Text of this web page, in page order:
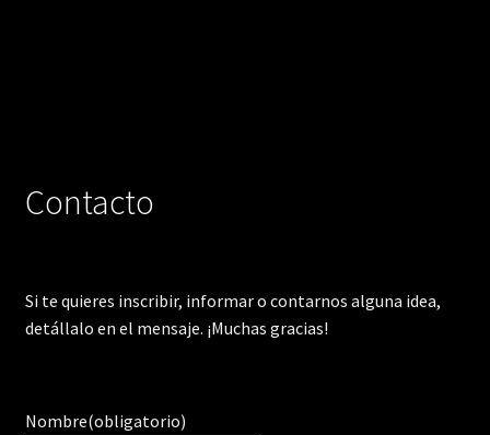
Contacto
Si te quieres inscribir, informar o contarnos alguna idea,
detállalo en el mensaje. ¡Muchas gracias!
Nombre(obligatorio)